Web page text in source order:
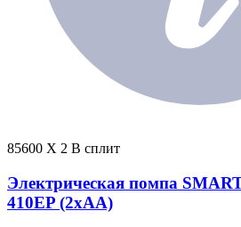
85600 X 2 В сплит
Электрическая помпа
410EP (2xAA)